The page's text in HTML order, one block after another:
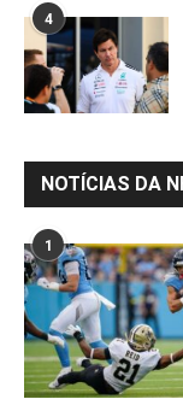
4
NOTÍCIAS DA
1